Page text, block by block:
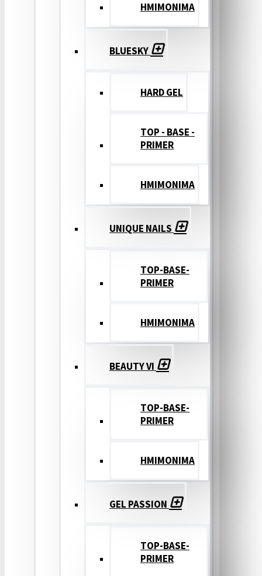
ΗΜΙΜΟΝΙΜΑ
BLUESKY
HARD GEL
TOP - BASE -
PRIMER
ΗΜΙΜΟΝΙΜΑ
UNIQUE NAILS
TOP-BASE-
PRIMER
ΗΜΙΜΟΝΙΜΑ
BEAUTY VI
TOP-BASE-
PRIMER
ΗΜΙΜΟΝΙΜΑ
GEL PASSION
TOP-BASE-
PRIMER